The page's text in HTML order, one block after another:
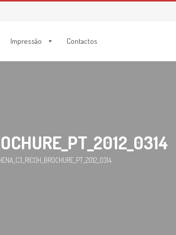
Impressão Contactos